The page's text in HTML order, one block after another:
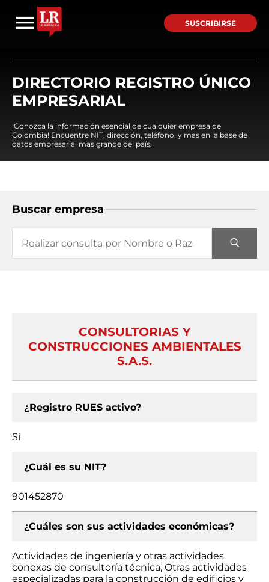
SUSCRIBIRSE
DIRECTORIO REGISTRO ÚNICO
EMPRESARIAL
¡Conozca la información esencial de cualquier empresa de
Colombia! Encuentre NIT, dirección, teléfono, y mas en la base de
datos empresarial mas grande del país.
Buscar empresa
CONSULTORIAS Y
CONSTRUCCIONES AMBIENTALES
S.A.S.
¿Registro RUES activo?
Si
¿Cuál es su NIT?
901452870
¿Cuáles son sus actividades económicas?
Actividades de ingeniería y otras actividades
conexas de consultoría técnica, Otras actividades
especializadas para la construcción de edificios y